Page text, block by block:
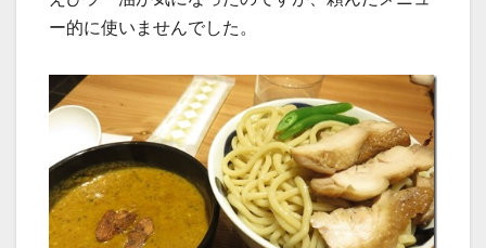
ー的に使いませんでした。